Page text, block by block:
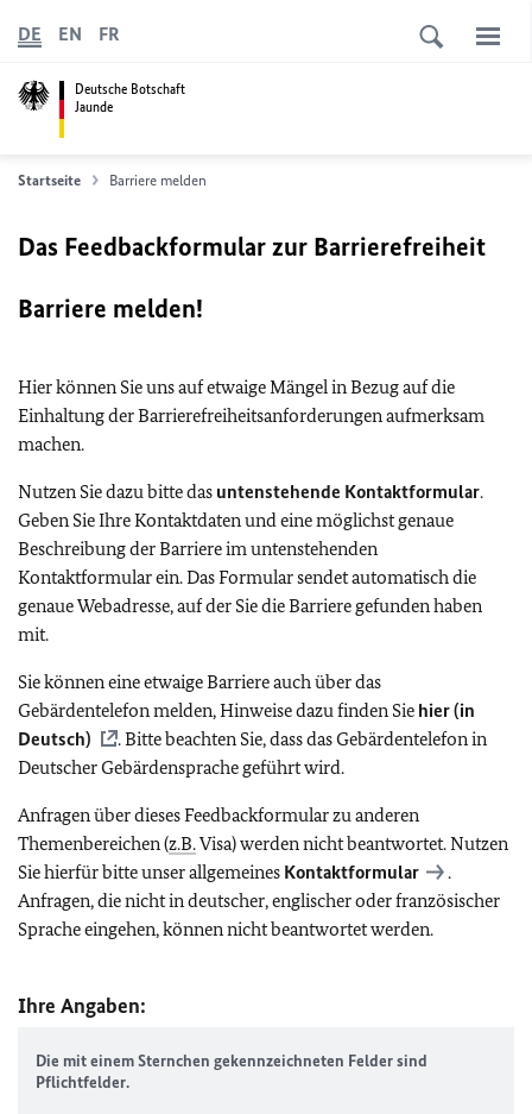
Deutsche Botschaft
Jaunde
DE EN FR
Startseite Barriere melden
Das Feedbackformular zur Barrierefreiheit
Barriere melden!
Hier können Sie uns auf etwaige Mängel in Bezug auf die
Einhaltung der Barrierefreiheitsanforderungen aufmerksam
machen.
Nutzen Sie dazu bitte das untenstehende Kontaktformular.
Geben Sie Ihre Kontaktdaten und eine möglichst genaue
Beschreibung der Barriere im untenstehenden
Kontaktformular ein. Das Formular sendet automatisch die
genaue Webadresse, auf der Sie die Barriere gefunden haben
mit.
Sie können eine etwaige Barriere auch über das
Gebärdentelefon melden, Hinweise dazu finden Sie hier (in
Deutsch)
. Bitte beachten Sie, dass das Gebärdentelefon in
Deutscher Gebärdensprache geführt wird.
Anfragen über dieses Feedbackformular zu anderen
Themenbereichen (z.B.Visa) werden nicht beantwortet. Nutzen
Sie hierfür bitte unser allgemeines Kontaktformular
.
Anfragen, die nicht in deutscher, englischer oder französischer
Sprache eingehen, können nicht beantwortet werden.
Ihre Angaben:
Die mit einem Sternchen gekennzeichneten Felder sind
Pflichtfelder.